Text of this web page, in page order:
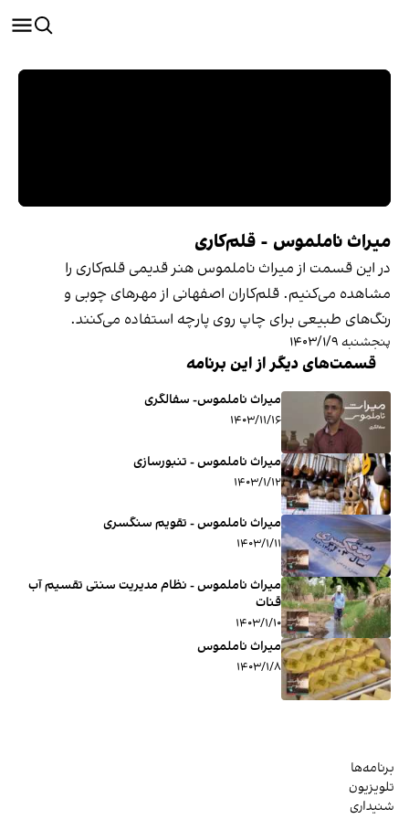
میراث ناملموس - قلم‌کاری
در این قسمت از میراث ناملموس هنر قدیمی قلم‌کاری را
مشاهده می‌کنیم. قلم‌کاران اصفهانی از مهرهای چوبی و
رنگ‌های طبیعی برای چاپ روی پارچه استفاده می‌کنند.
پنجشنبه ۱۴۰۳/۱/۹
قسمت‌های دیگر از این برنامه
میراث ناملموس- سفالگری
۱۴۰۳/۱۱/۱۶
میراث ناملموس - تنبورسازی
۱۴۰۳/۱/۱۲
میراث ناملموس - تقویم سنگسری
۱۴۰۳/۱/۱۱
میراث ناملموس - نظام مدیریت سنتی تقسیم آب
قنات
۱۴۰۳/۱/۱۰
میراث ناملموس
۱۴۰۳/۱/۸
برنامه‌ها
تلویزیون
شنیداری